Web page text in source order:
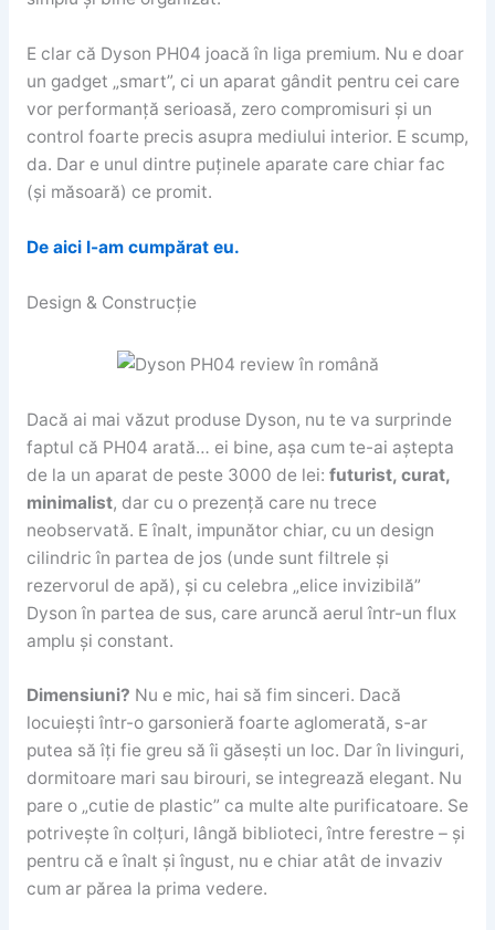
E clar că Dyson PH04 joacă în liga premium. Nu e doar
un gadget „smart”, ci un aparat gândit pentru cei care
vor performanță serioasă, zero compromisuri și un
control foarte precis asupra mediului interior. E scump,
da. Dar e unul dintre puținele aparate care chiar fac
(și măsoară) ce promit.
De aici l-am cumpărat eu.
Design & Construcție
Dacă ai mai văzut produse Dyson, nu te va surprinde
faptul că PH04 arată… ei bine, așa cum te-ai aștepta
de la un aparat de peste 3000 de lei: futurist, curat,
minimalist, dar cu o prezență care nu trece
neobservată. E înalt, impunător chiar, cu un design
cilindric în partea de jos (unde sunt filtrele și
rezervorul de apă), și cu celebra „elice invizibilă”
Dyson în partea de sus, care aruncă aerul într-un flux
amplu și constant.
Dimensiuni? Nu e mic, hai să fim sinceri. Dacă
locuiești într-o garsonieră foarte aglomerată, s-ar
putea să îți fie greu să îi găsești un loc. Dar în livinguri,
dormitoare mari sau birouri, se integrează elegant. Nu
pare o „cutie de plastic” ca multe alte purificatoare. Se
potrivește în colțuri, lângă biblioteci, între ferestre – și
pentru că e înalt și îngust, nu e chiar atât de invaziv
cum ar părea la prima vedere.